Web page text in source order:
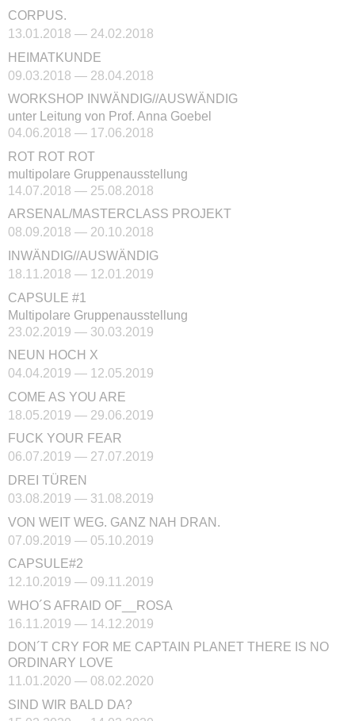
CORPUS.
13.01.2018 — 24.02.2018
HEIMATKUNDE
09.03.2018 — 28.04.2018
WORKSHOP INWÄNDIG//AUSWÄNDIG
unter Leitung von Prof. Anna Goebel
04.06.2018 — 17.06.2018
ROT ROT ROT
multipolare Gruppenausstellung
14.07.2018 — 25.08.2018
ARSENAL/MASTERCLASS PROJEKT
08.09.2018 — 20.10.2018
INWÄNDIG//AUSWÄNDIG
18.11.2018 — 12.01.2019
CAPSULE #1
Multipolare Gruppenausstellung
23.02.2019 — 30.03.2019
NEUN HOCH X
04.04.2019 — 12.05.2019
COME AS YOU ARE
18.05.2019 — 29.06.2019
FUCK YOUR FEAR
06.07.2019 — 27.07.2019
DREI TÜREN
03.08.2019 — 31.08.2019
VON WEIT WEG. GANZ NAH DRAN.
07.09.2019 — 05.10.2019
CAPSULE#2
12.10.2019 — 09.11.2019
WHO´S AFRAID OF__ROSA
16.11.2019 — 14.12.2019
DON´T CRY FOR ME CAPTAIN PLANET THERE IS NO
ORDINARY LOVE
11.01.2020 — 08.02.2020
SIND WIR BALD DA?